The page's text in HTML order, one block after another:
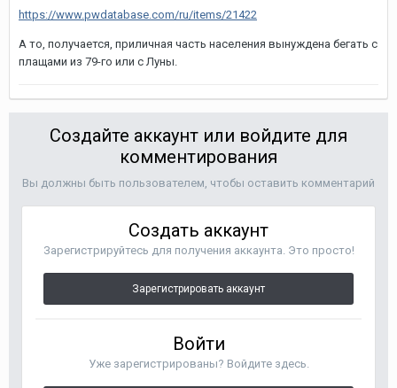
https://www.pwdatabase.com/ru/items/21422
А то, получается, приличная часть населения вынуждена бегать с
плащами из 79-го или с Луны.
Создайте аккаунт или войдите для
комментирования
Вы должны быть пользователем, чтобы оставить комментарий
Создать аккаунт
Зарегистрируйтесь для получения аккаунта. Это просто!
Зарегистрировать аккаунт
Войти
Уже зарегистрированы? Войдите здесь.